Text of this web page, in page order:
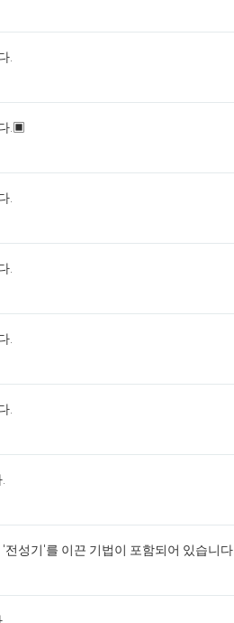
.
.▣
.
.
.
.
성기'를 이끈 기법이 포함되어 있습니다.